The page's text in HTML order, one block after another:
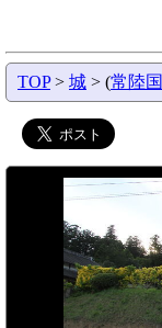
TOP> 城 > (常陸国